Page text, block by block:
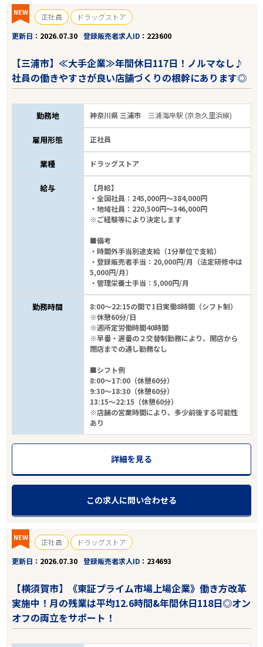
NEW 正社員
ドラッグストア
更新日
2026.07.30 登録販売者求人ID 223600
【三浦市】≪大手企業≫年間休日117日！ノルマなし♪
社員の働きやすさが良い店舗づくりの根幹にあります◎
勤務地 神奈川県 三浦市 三浦海岸駅 (京急久里浜線)
雇用形態 正社員
業種 ドラッグストア
給与
【月給】
・全国社員：245,000円～384,000円
・地域社員：220,500円～346,000円
※ご経験等により決定します
■備考
・時間外手当別途支給（1分単位で支給）
・登録販売者手当：20,000円/月（法定研修中は
5,000円/月）
・管理栄養士手当：5,000円/月
勤務時間
8:00～22:15の間で1日実働8時間（シフト制）
※休憩60分/日
※週所定労働時間40時間
※早番・遅番の２交替制勤務により、開店から
閉店までの通し勤務なし
■シフト例
8:00～17:00（休憩60分）
9:30～18:30（休憩60分）
13:15～22:15（休憩60分）
※店舗の営業時間により、多少前後する可能性
あり
詳細を見る
この求人に問い合わせる
NEW 正社員
ドラッグストア
更新日
2026.07.30 登録販売者求人ID 234693
【横須賀市】《東証プライム市場上場企業》働き方改革
実施中！月の残業は平均12.6時間&年間休日118日◎オン
オフの両立をサポート！